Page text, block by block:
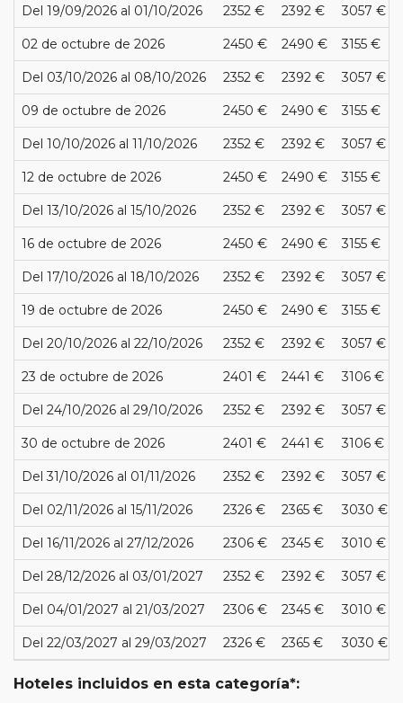
Del 19/09/2026 al 01/10/2026 2352 € 2392 € 3057 €
02 de octubre de 2026 2450 € 2490 € 3155 €
Del 03/10/2026 al 08/10/2026 2352 € 2392 € 3057 €
09 de octubre de 2026 2450 € 2490 € 3155 €
Del 10/10/2026 al 11/10/2026 2352 € 2392 € 3057 €
12 de octubre de 2026 2450 € 2490 € 3155 €
Del 13/10/2026 al 15/10/2026 2352 € 2392 € 3057 €
16 de octubre de 2026 2450 € 2490 € 3155 €
Del 17/10/2026 al 18/10/2026 2352 € 2392 € 3057 €
19 de octubre de 2026 2450 € 2490 € 3155 €
Del 20/10/2026 al 22/10/2026 2352 € 2392 € 3057 €
23 de octubre de 2026 2401 € 2441 € 3106 €
Del 24/10/2026 al 29/10/2026 2352 € 2392 € 3057 €
30 de octubre de 2026 2401 € 2441 € 3106 €
Del 31/10/2026 al 01/11/2026 2352 € 2392 € 3057 €
Del 02/11/2026 al 15/11/2026 2326 € 2365 € 3030 €
Del 16/11/2026 al 27/12/2026 2306 € 2345 € 3010 €
Del 28/12/2026 al 03/01/2027 2352 € 2392 € 3057 €
Del 04/01/2027 al 21/03/2027 2306 € 2345 € 3010 €
Del 22/03/2027 al 29/03/2027 2326 € 2365 € 3030 €
Hoteles incluidos en esta categoría*: